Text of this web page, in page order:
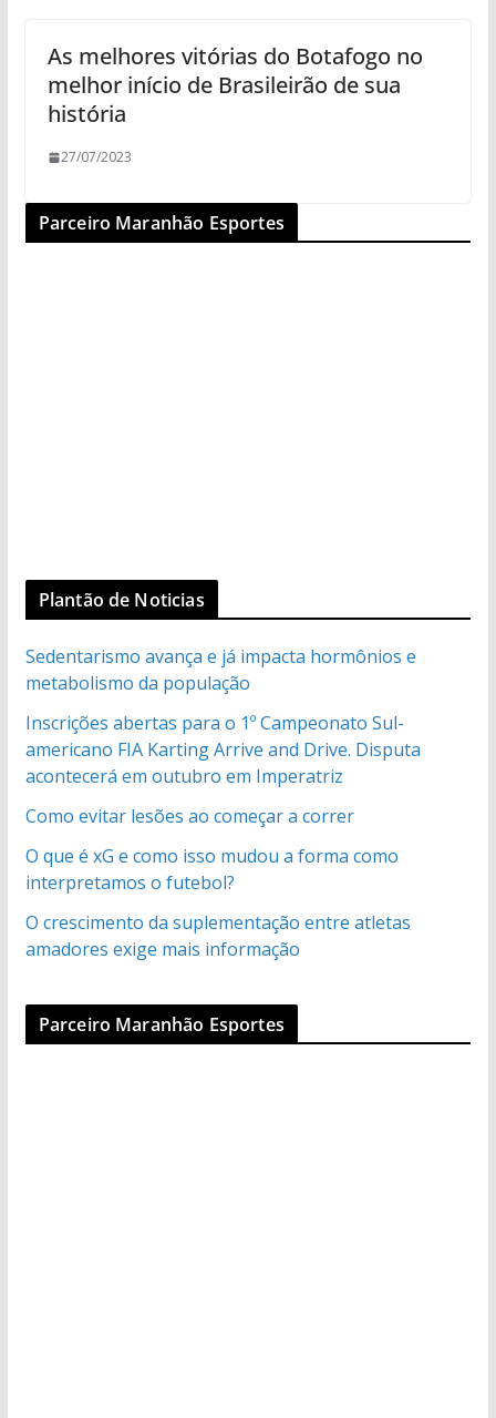
As melhores vitórias do Botafogo no
melhor início de Brasileirão de sua
história
27/07/2023
Parceiro Maranhão Esportes
Plantão de Noticias
Sedentarismo avança e já impacta hormônios e
metabolismo da população
Inscrições abertas para o 1º Campeonato Sul-
americano FIA Karting Arrive and Drive. Disputa
acontecerá em outubro em Imperatriz
Como evitar lesões ao começar a correr
O que é xG e como isso mudou a forma como
interpretamos o futebol?
O crescimento da suplementação entre atletas
amadores exige mais informação
Parceiro Maranhão Esportes